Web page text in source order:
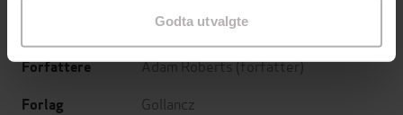
Godta utvalgte
Forfattere Adam Roberts(forfatter)
Forlag Gollancz